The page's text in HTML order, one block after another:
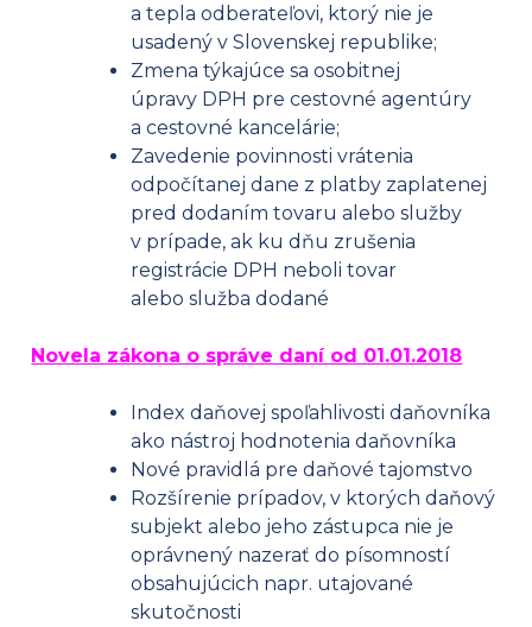
a tepla odberateľovi, ktorý nie je
usadený v Slovenskej republike;
Zmena týkajúce sa osobitnej
úpravy DPH pre cestovné agentúry
a cestovné kancelárie;
Zavedenie povinnosti vrátenia
odpočítanej dane z platby zaplatenej
pred dodaním tovaru alebo služby
v prípade, ak ku dňu zrušenia
registrácie DPH neboli tovar
alebo služba dodané
Novela zákona o správe daní od 01.01.2018
Index daňovej spoľahlivosti daňovníka
ako nástroj hodnotenia daňovníka
Nové pravidlá pre daňové tajomstvo
Rozšírenie prípadov, v ktorých daňový
subjekt alebo jeho zástupca nie je
oprávnený nazerať do písomností
obsahujúcich napr. utajované
skutočnosti